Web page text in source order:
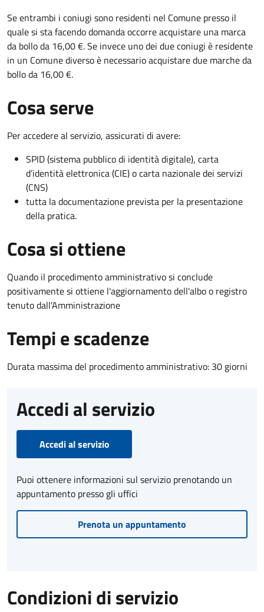
Se entrambi i coniugi sono residenti nel Comune presso il
quale si sta facendo domanda occorre acquistare una marca
da bollo da 16,00 €. Se invece uno dei due coniugi è residente
in un Comune diverso è necessario acquistare due marche da
bollo da 16,00 €.
Cosa serve
Per accedere al servizio, assicurati di avere:
SPID (sistema pubblico di identità digitale), carta
d’identità elettronica (CIE) o carta nazionale dei servizi
(CNS)
tutta la documentazione prevista per la presentazione
della pratica.
Cosa si ottiene
Quando il procedimento amministrativo si conclude
positivamente si ottiene l'aggiornamento dell'albo o registro
tenuto dall'Amministrazione
Tempi e scadenze
Durata massima del procedimento amministrativo: 30 giorni
Accedi al servizio
Accedi al servizio
Puoi ottenere informazioni sul servizio prenotando un
appuntamento presso gli uffici
Prenota un appuntamento
Condizioni di servizio